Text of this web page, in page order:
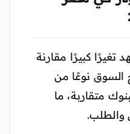
تغيرًا كبيرًا مقارنة
السوق نوعًا من
متقاربة، ما
والطلب.